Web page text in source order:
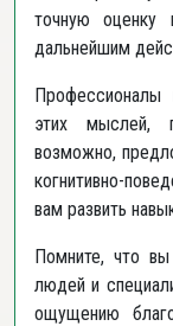
точную оценку
дальнейшим
Профессионалы
этих мыслей,
возможно,
когнитивно-
вам развить
Помните, что
людей и
ощущению